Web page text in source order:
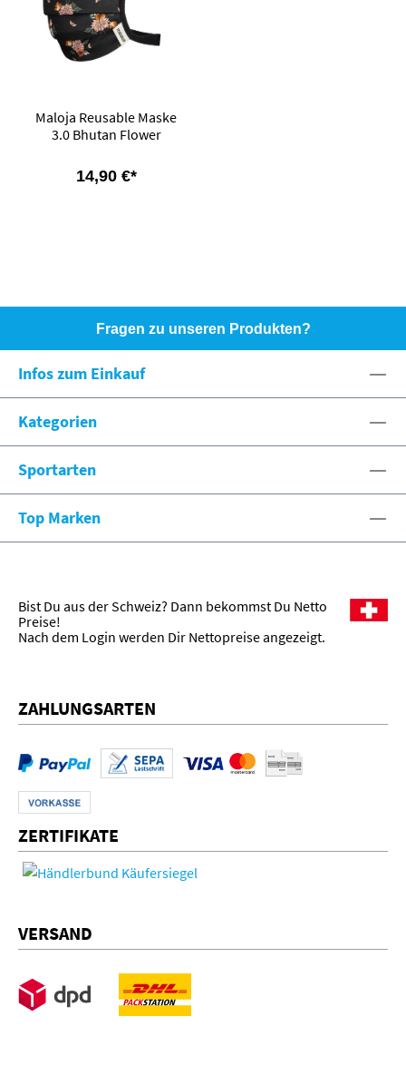
Maloja Reusable Maske
3.0 Bhutan Flower
14,90 €*
Fragen zu unseren Produkten?
eshop@spexx.org
Infos zum Einkauf
Kategorien
Sportarten
Top Marken
Bist Du aus der Schweiz? Dann bekommst Du Netto
Preise!
Nach dem Login werden Dir Nettopreise angezeigt.
ZAHLUNGSARTEN
ZERTIFIKATE
VERSAND